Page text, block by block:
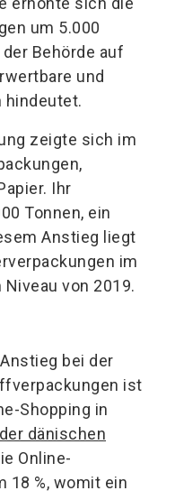
um 5.000
Behörde auf
und
hindeutet.
zeigte sich im
Ihr
Tonnen, ein
Anstieg liegt
im
von 2019.
bei der
ist
Shopping in
dänischen
Online-
18 %, womit ein